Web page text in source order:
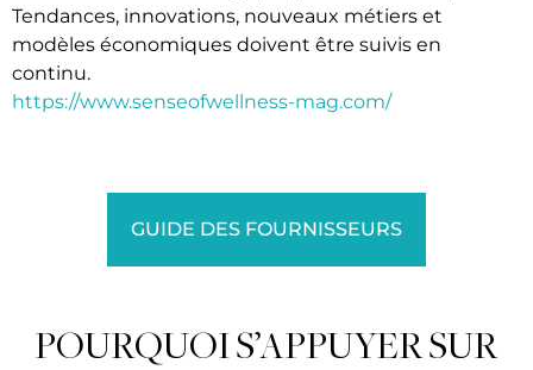
Tendances, innovations, nouveaux métiers et
modèles économiques doivent être suivis en
continu.
https://www.senseofwellness-mag.com/
GUIDE DES FOURNISSEURS
POURQUOI S’APPUYER SUR